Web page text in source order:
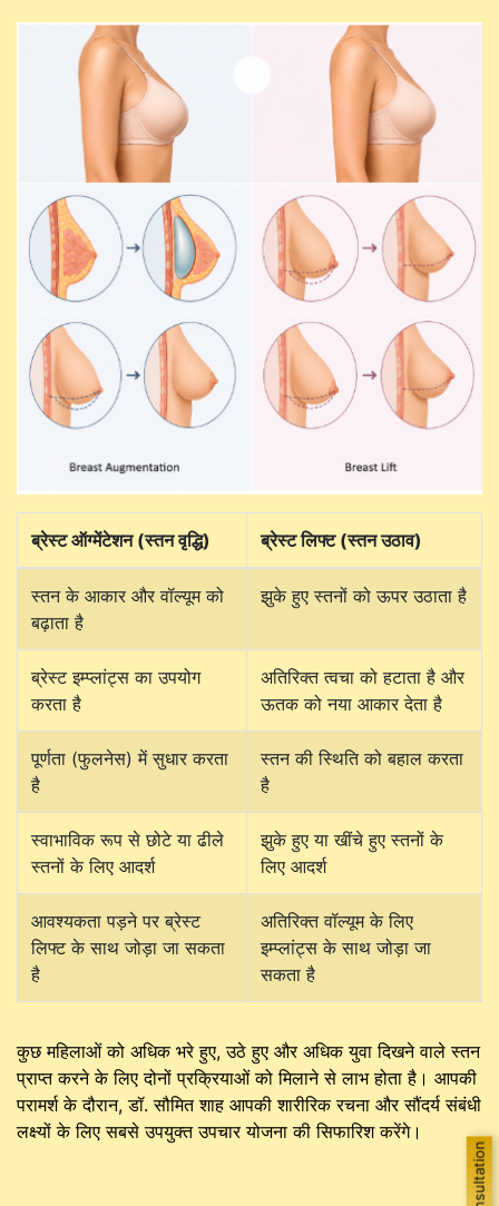
ब्रेस्ट ऑग्मेंटेशन (स्तन वृद्धि) ब्रेस्ट लिफ्ट (स्तन उठाव)
स्तन के आकार और वॉल्यूम को
बढ़ाता है
झुके हुए स्तनों को ऊपर उठाता है
ब्रेस्ट इम्प्लांट्स का उपयोग
करता है
अतिरिक्त त्वचा को हटाता है और
ऊतक को नया आकार देता है
पूर्णता (फुलनेस) में सुधार करता
है
स्तन की स्थिति को बहाल करता
है
स्वाभाविक रूप से छोटे या ढीले
स्तनों के लिए आदर्श
झुके हुए या खींचे हुए स्तनों के
लिए आदर्श
आवश्यकता पड़ने पर ब्रेस्ट
लिफ्ट के साथ जोड़ा जा सकता
है
अतिरिक्त वॉल्यूम के लिए
इम्प्लांट्स के साथ जोड़ा जा
सकता है
कुछ महिलाओं को अधिक भरे हुए, उठे हुए और अधिक युवा दिखने वाले स्तन
प्राप्त करने के लिए दोनों प्रक्रियाओं को मिलाने से लाभ होता है। आपकी
परामर्श के दौरान, डॉ. सौमित शाह आपकी शारीरिक रचना और सौंदर्य संबंधी
लक्ष्यों के लिए सबसे उपयुक्त उपचार योजना की सिफारिश करेंगे।